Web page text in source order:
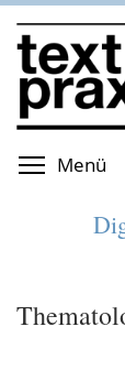
Direkt
zum
Inhalt
Menü